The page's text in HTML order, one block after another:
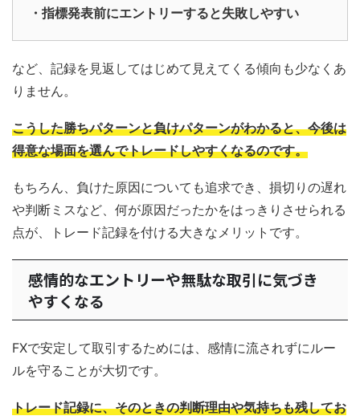
・指標発表前にエントリーすると失敗しやすい
など、記録を見返してはじめて見えてくる傾向も少なくあ
りません。
こうした勝ちパターンと負けパターンがわかると、今後は
得意な場面を選んでトレードしやすくなるのです。
もちろん、負けた原因についても追求でき、損切りの遅れ
や判断ミスなど、何が原因だったかをはっきりさせられる
点が、トレード記録を付ける大きなメリットです。
感情的なエントリーや無駄な取引に気づき
やすくなる
FXで安定して取引するためには、感情に流されずにルー
ルを守ることが大切です。
トレード記録に、そのときの判断理由や気持ちも残してお